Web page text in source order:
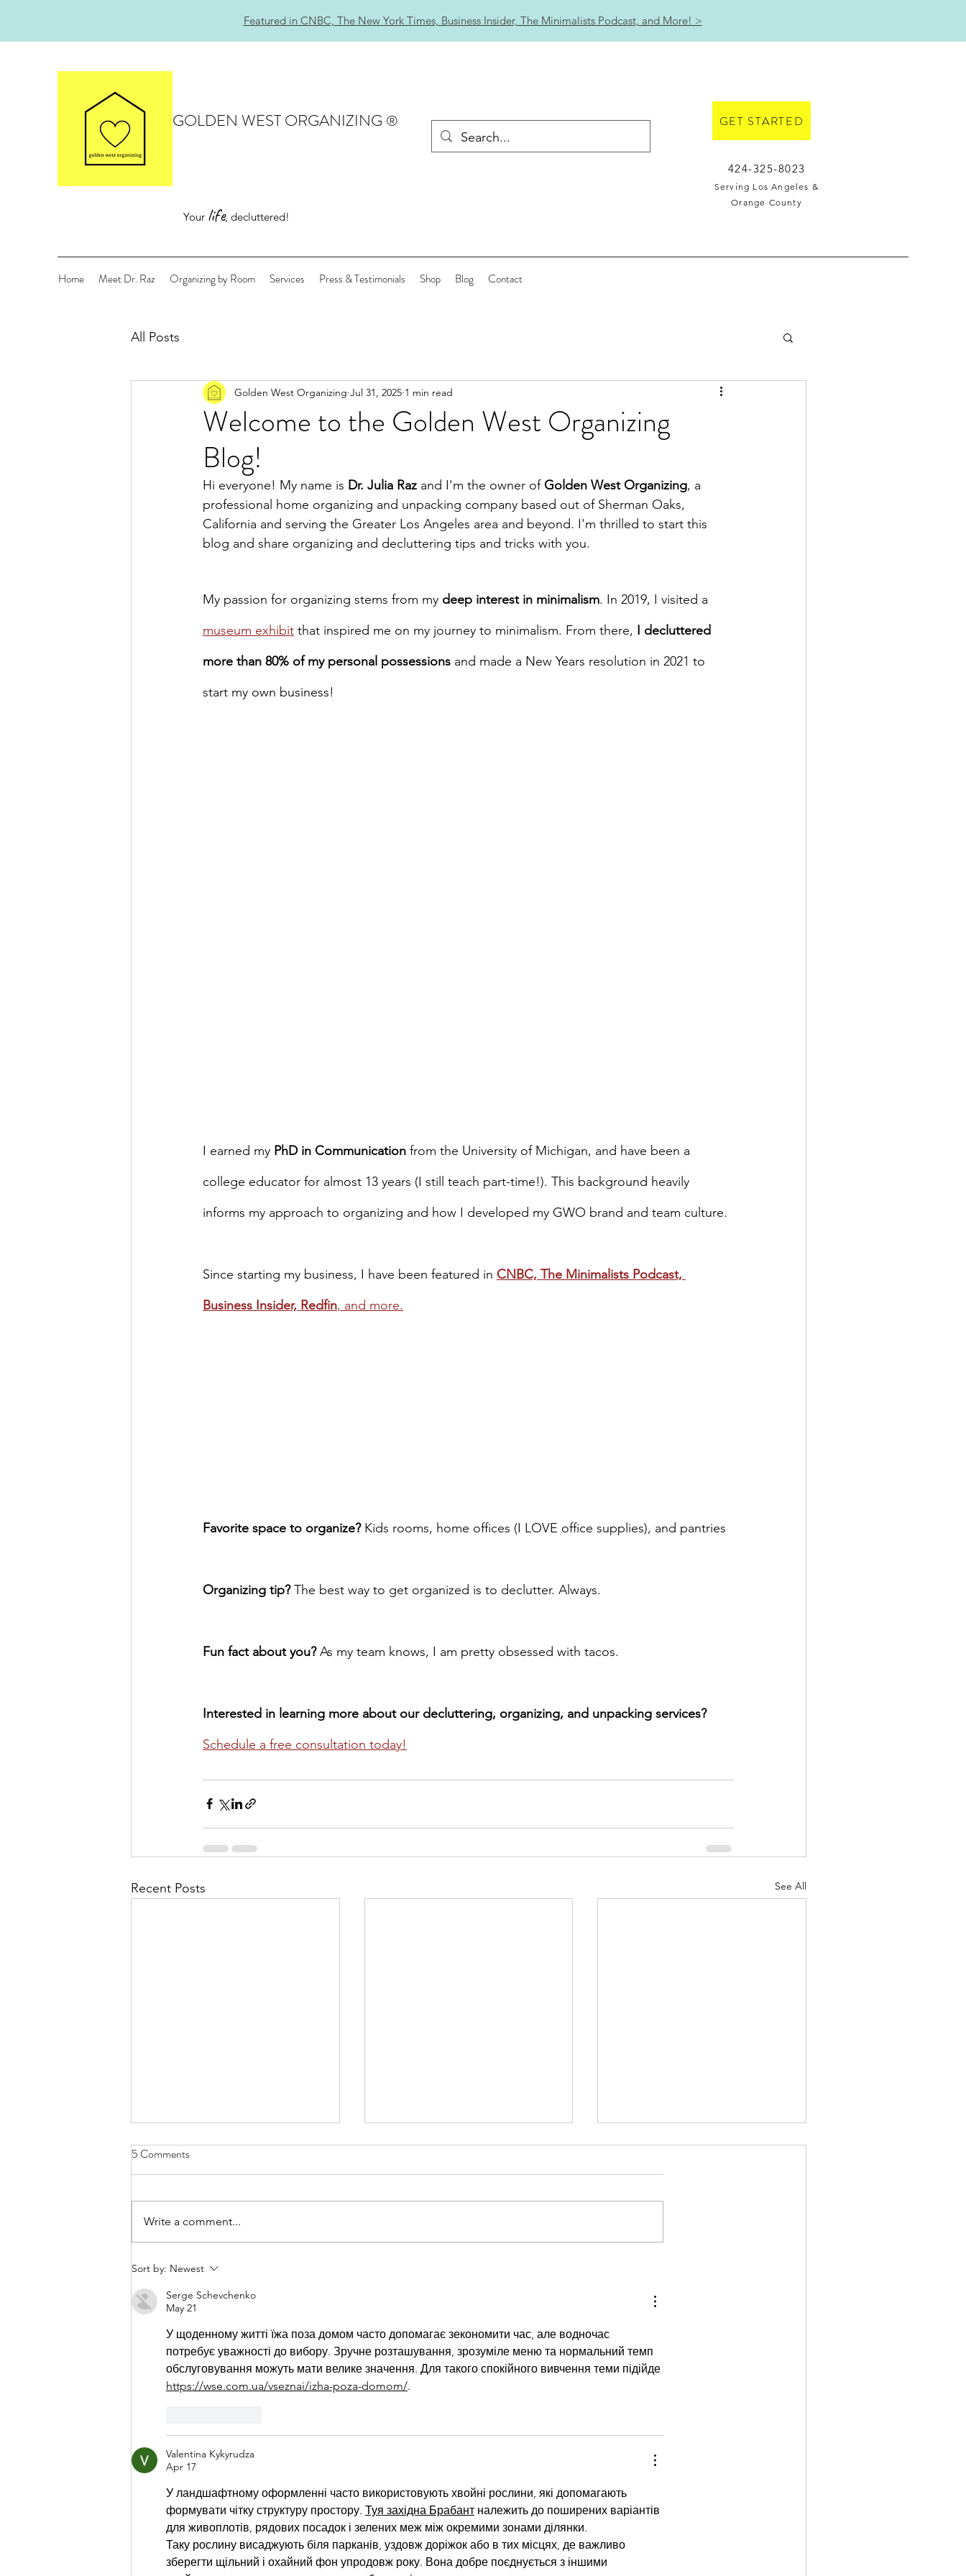
Featured in CNBC, The New York Times, Business Insider, The Minimalists Podcast, and More! >
GOLDEN WEST ORGANIZING ®
Your life, decluttered!
GET STARTED
424-325-8023
Serving Los Angeles &
Orange County
Home Meet Dr. Raz Organizing by Room Services Press & Testimonials Shop Blog Contact
All Posts
Welcome to the Golden West Organizing
Blog!
Golden West Organizing Jul 31, 2025 1 min read
Hi everyone! My name is Dr. Julia Raz and I'm the owner of Golden West Organizing, a
professional home organizing and unpacking company based out of Sherman Oaks,
California and serving the Greater Los Angeles area and beyond. I'm thrilled to start this
blog and share organizing and decluttering tips and tricks with you.
My passion for organizing stems from my deep interest in minimalism. In 2019, I visited a
museum exhibit that inspired me on my journey to minimalism. From there, I decluttered
more than 80% of my personal possessions and made a New Years resolution in 2021 to
start my own business!
I earned my PhD in Communication from the University of Michigan, and have been a
college educator for almost 13 years (I still teach part-time!). This background heavily
informs my approach to organizing and how I developed my GWO brand and team culture.
Since starting my business, I have been featured in CNBC, The Minimalists Podcast,
Business Insider, Redfin, and more.
Favorite space to organize? Kids rooms, home offices (I LOVE office supplies), and pantries
Organizing tip? The best way to get organized is to declutter. Always.
Fun fact about you? As my team knows, I am pretty obsessed with tacos.
Interested in learning more about our decluttering, organizing, and unpacking services?
Schedule a free consultation today!
Recent Posts See All
Moving Unpacked: How
Professional Unpacking Services
Make Relocation Easier
Make Relocation Easier
5 Comments
Write a comment...
Sort by: Newest
Serge Schevchenko
May 21
У щоденному житті їжа поза домом часто допомагає зекономити час, але водночас
потребує уважності до вибору. Зручне розташування, зрозуміле меню та нормальний темп
обслуговування можуть мати велике значення. Для такого спокійного вивчення теми підійде
https://wse.com.ua/vseznai/izha-poza-domom/.
Valentina Kykyrudza
Apr 17
У ландшафтному оформленні часто використовують хвойні рослини, які допомагають
формувати чітку структуру простору. Туя західна Брабант належить до поширених варіантів
для живоплотів, рядових посадок і зелених меж між окремими зонами ділянки.
Таку рослину висаджують біля парканів, уздовж доріжок або в тих місцях, де важливо
зберегти щільний і охайний фон упродовж року. Вона добре поєднується з іншими